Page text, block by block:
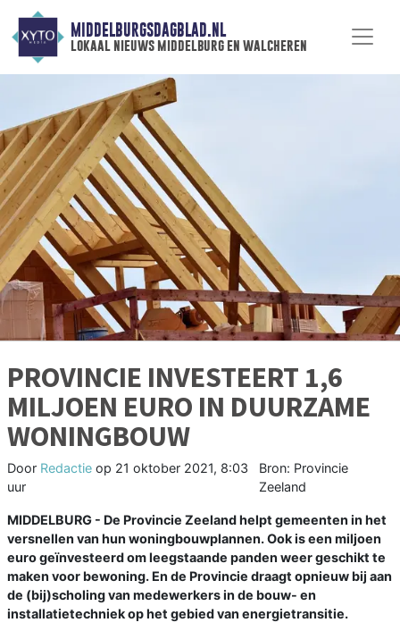
MIDDELBURGSDAGBLAD.NL
lokaal nieuws middelburg en walcheren
PROVINCIE INVESTEERT 1,6
MILJOEN EURO IN DUURZAME
WONINGBOUW
Door Redactie op 21 oktober 2021, 8:03
uur
Bron: Provincie
Zeeland
MIDDELBURG - De Provincie Zeeland helpt gemeenten in het
versnellen van hun woningbouwplannen. Ook is een miljoen
euro geïnvesteerd om leegstaande panden weer geschikt te
maken voor bewoning. En de Provincie draagt opnieuw bij aan
de (bij)scholing van medewerkers in de bouw- en
installatietechniek op het gebied van energietransitie.